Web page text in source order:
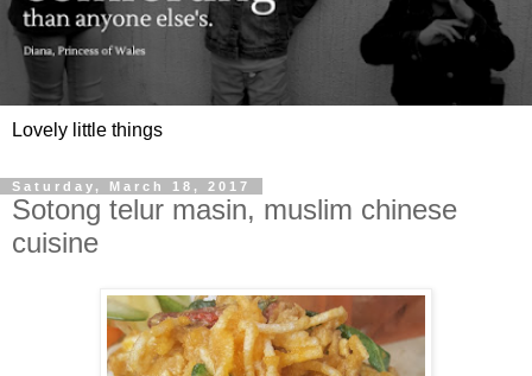
Lovely little things
Saturday, March 18, 2017
Sotong telur masin, muslim chinese
cuisine